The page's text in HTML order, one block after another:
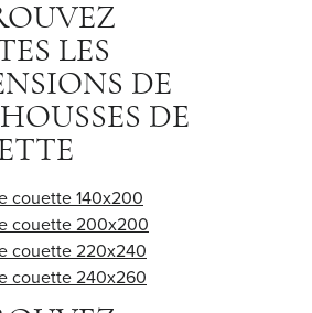
LES
DE
DE
couette 140x200
couette 200x200
couette 220x240
couette 240x260